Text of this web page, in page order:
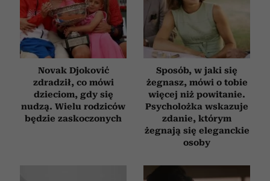
Novak Djoković
zdradził, co mówi
dzieciom, gdy się
nudzą. Wielu rodziców
będzie zaskoczonych
Sposób, w jaki się
żegnasz, mówi o tobie
więcej niż powitanie.
Psycholożka wskazuje
zdanie, którym
żegnają się eleganckie
osoby